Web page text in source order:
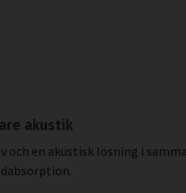
akustik
en akustisk lösning i